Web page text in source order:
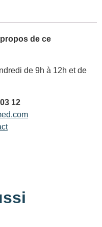
de ce
de 9h à 12h et de
12